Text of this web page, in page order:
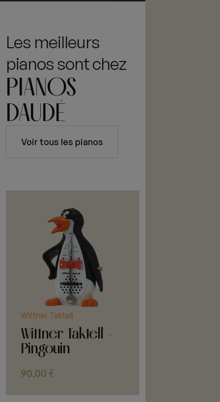
Les meilleurs
pianos sont chez
PIANOS
DAUDÉ
Voir tous les pianos
Wittner Taktell
Wittner Taktell -
Pingouin
90,00 €